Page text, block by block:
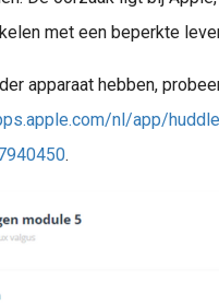
met een beperkte
apparaat hebben,
nl/app/
.